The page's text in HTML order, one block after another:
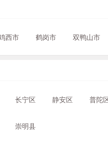
西市 鹤岗市 双鸭山市
长宁区 静安区 普陀
崇明县